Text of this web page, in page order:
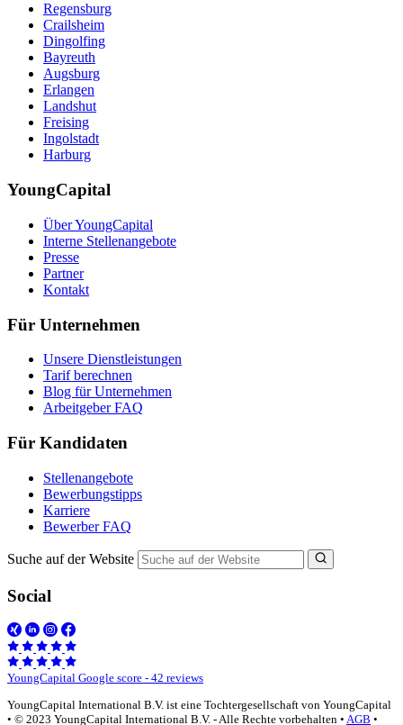
Regensburg
Crailsheim
Dingolfing
Bayreuth
Augsburg
Erlangen
Landshut
Freising
Ingolstadt
Harburg
YoungCapital
Über YoungCapital
Interne Stellenangebote
Presse
Partner
Kontakt
Für Unternehmen
Unsere Dienstleistungen
Tarif berechnen
Blog für Unternehmen
Arbeitgeber FAQ
Für Kandidaten
Stellenangebote
Bewerbungstipps
Karriere
Bewerber FAQ
Suche auf der Website
Social
YoungCapital Google score - 42 reviews
YoungCapital International B.V. ist eine Tochtergesellschaft von YoungCapital
• © 2023 YoungCapital International B.V. - Alle Rechte vorbehalten • AGB •